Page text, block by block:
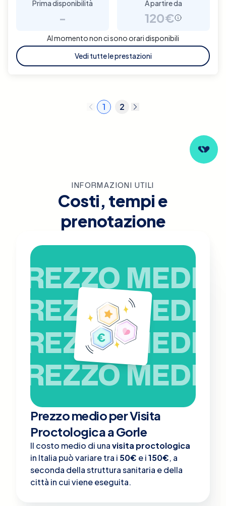
Prima disponibilità
-
A partire da
120€
Al momento non ci sono orari disponibili
Vedi tutte le prestazioni
1 2
INFORMAZIONI UTILI
Costi, tempi e
prenotazione
PREZZO MEDIO
PREZZO MEDIO
PREZZO MEDIO
PREZZO MEDIO
Prezzo medio per Visita
Proctologica a Gorle
Il costo medio di unavisita proctologica
in Italia può variare tra i 50€ e i150€, a
seconda della struttura sanitaria e della
città in cui viene eseguita.